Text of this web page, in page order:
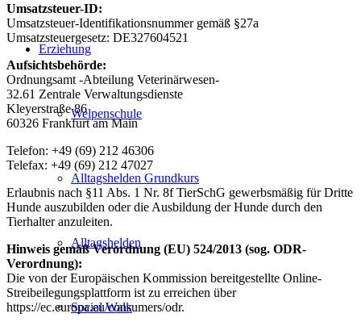
Erziehung
Welpenschule
Alltagshelden Grundkurs
Alltagshelden
Social Walk
Umsatzsteuer-ID:
Umsatzsteuer-Identifikationsnummer gemäß §27a
Umsatzsteuergesetz: DE327604521
Aufsichtsbehörde:
Ordnungsamt -Abteilung Veterinärwesen-
32.61 Zentrale Verwaltungsdienste
Kleyerstraße 86
60326 Frankfurt am Main
Telefon: +49 (69) 212 46306
Telefax: +49 (69) 212 47027
Erlaubnis nach §11 Abs. 1 Nr. 8f TierSchG gewerbsmäßig für Dritte
Hunde auszubilden oder die Ausbildung der Hunde durch den
Tierhalter anzuleiten.
Hinweis gemäß Verordnung (EU) 524/2013 (sog. ODR-
Verordnung):
Die von der Europäischen Kommission bereitgestellte Online-
Streibeilegungsplattform ist zu erreichen über
https://ec.europa.eu/consumers/odr.